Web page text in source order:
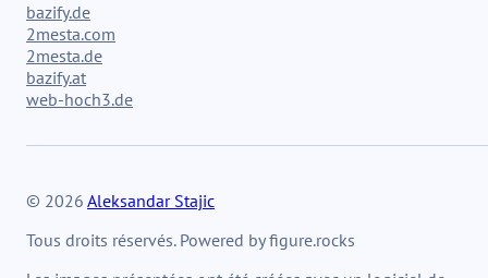
bazify.de
2mesta.com
2mesta.de
bazify.at
web-hoch3.de
© 2026 Aleksandar Stajic
Tous droits réservés. Powered by figure.rocks